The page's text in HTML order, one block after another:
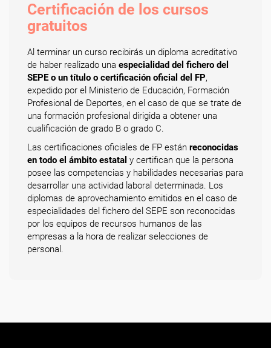
Certificación de los cursos
gratuitos
Al terminar un curso recibirás un diploma acreditativo
de haber realizado una especialidad del fichero del
SEPE o un título o certificación oficial del FP,
expedido por el Ministerio de Educación, Formación
Profesional de Deportes, en el caso de que se trate de
una formación profesional dirigida a obtener una
cualificación de grado B o grado C.
Las certificaciones oficiales de FP están reconocidas
en todo el ámbito estatal y certifican que la persona
posee las competencias y habilidades necesarias para
desarrollar una actividad laboral determinada. Los
diplomas de aprovechamiento emitidos en el caso de
especialidades del fichero del SEPE son reconocidas
por los equipos de recursos humanos de las
empresas a la hora de realizar selecciones de
personal.